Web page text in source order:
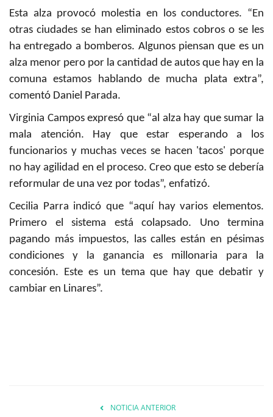
Esta alza provocó molestia en los conductores. “En
otras ciudades se han eliminado estos cobros o se les
ha entregado a bomberos. Algunos piensan que es un
alza menor pero por la cantidad de autos que hay en la
comuna estamos hablando de mucha plata extra”,
comentó Daniel Parada.
Virginia Campos expresó que “al alza hay que sumar la
mala atención. Hay que estar esperando a los
funcionarios y muchas veces se hacen 'tacos' porque
no hay agilidad en el proceso. Creo que esto se debería
reformular de una vez por todas”, enfatizó.
Cecilia Parra indicó que “aquí hay varios elementos.
Primero el sistema está colapsado. Uno termina
pagando más impuestos, las calles están en pésimas
condiciones y la ganancia es millonaria para la
concesión. Este es un tema que hay que debatir y
cambiar en Linares”.
NOTICIA ANTERIOR